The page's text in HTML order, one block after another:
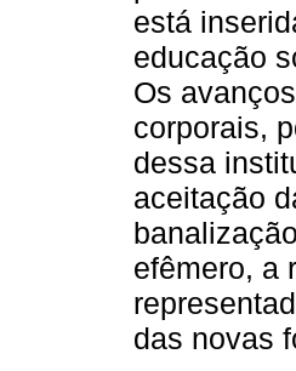
está
educação
Os
corporais,
dessa
aceitação
efêmero, a
das novas